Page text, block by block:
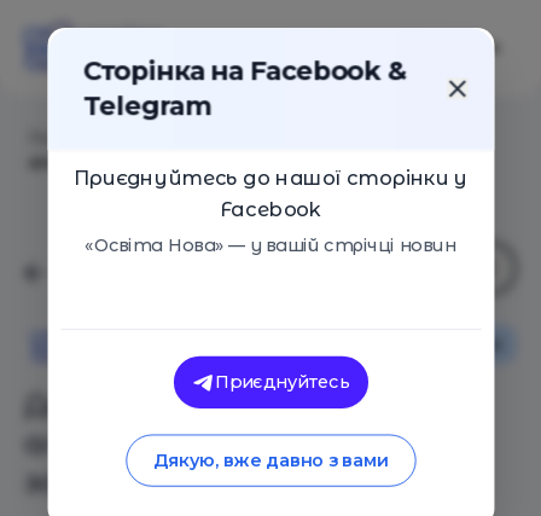
Домашнє навчання як
альтернативна форма
загальної середньої освіти
Сторінка на Facebook &
Telegram
Приєднуйтесь до нашої сторінки у
Facebook
«Освіта Нова» — у вашій стрічці новин
Приєднуйтесь
Дякую, вже давно з вами